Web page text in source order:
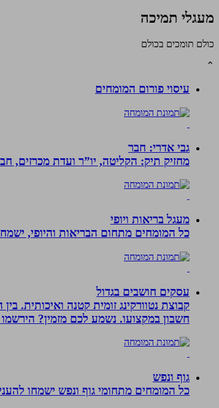
מעגלי תמיכה
כולם תומכים בכולם
⌃
עיסוי פורום המומחים
גבי אדרי: חבר
מחזיק תיק: הקליטה, יו”ר ועדת מכרזים,
מעגל בריאות ויופי
כל המומחים מתחום הבריאות והיופי,
עסקים חושבים בגדול
חשבון במקצועו. נשמע לכם מזמין?
גוף ונפש
כל המומחים מתחומי גוף ונפש ישמחו